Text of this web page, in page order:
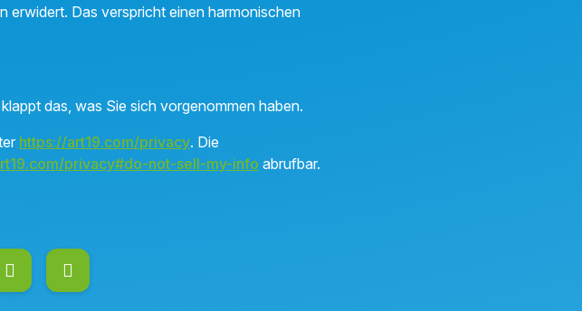
erwidert. Das verspricht einen harmonischen
das, was Sie sich vorgenommen haben.
https://art19.com/privacy. Die
privacy#do-not-sell-my-info abrufbar.